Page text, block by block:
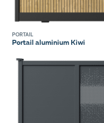
PORTAIL
Portail aluminium Kiwi